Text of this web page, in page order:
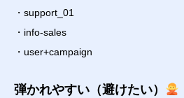
・support_01
・info-sales
・user+campaign
弾かれやすい（避けたい）